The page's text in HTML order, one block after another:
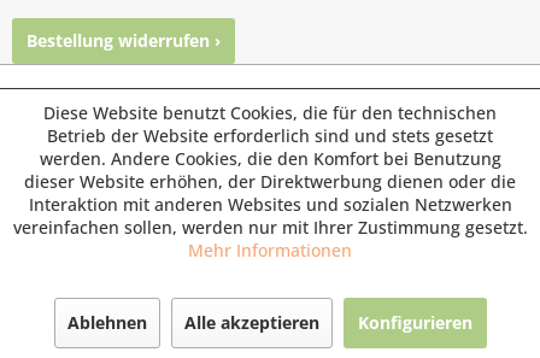
Bestellung widerrufen ›
© Paul's Mühle | Inhaber: Christof Paul e.K. | Westring 2 |
45659 Recklinghausen
Fax: 02361 -28831 | E-Mail: info@pauls-muehle.de
Diese Website benutzt Cookies, die für den technischen
Betrieb der Website erforderlich sind und stets gesetzt
werden. Andere Cookies, die den Komfort bei Benutzung
dieser Website erhöhen, der Direktwerbung dienen oder die
Interaktion mit anderen Websites und sozialen Netzwerken
vereinfachen sollen, werden nur mit Ihrer Zustimmung gesetzt.
Mehr Informationen
Ablehnen Alle akzeptieren Konfigurieren